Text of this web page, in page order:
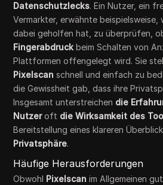
Datenschutzlecks. Ein Nutzer, ein
Vermarkter, erwähnte beispielsweise,
dabei geholfen hat, zu überprüfen,
Fingerabdruck beim Schalten von
Plattformen offengelegt wird. Sie
Pixelscan schnell und einfach zu
die Gewissheit gab, dass ihre
Insgesamt unterstreichen die
Nutzeroft die Wirksamkeit des
Bereitstellung eines klareren
Privatsphäre.
Häufige Herausforderungen
Obwohl Pixelscan im Allgemeinen